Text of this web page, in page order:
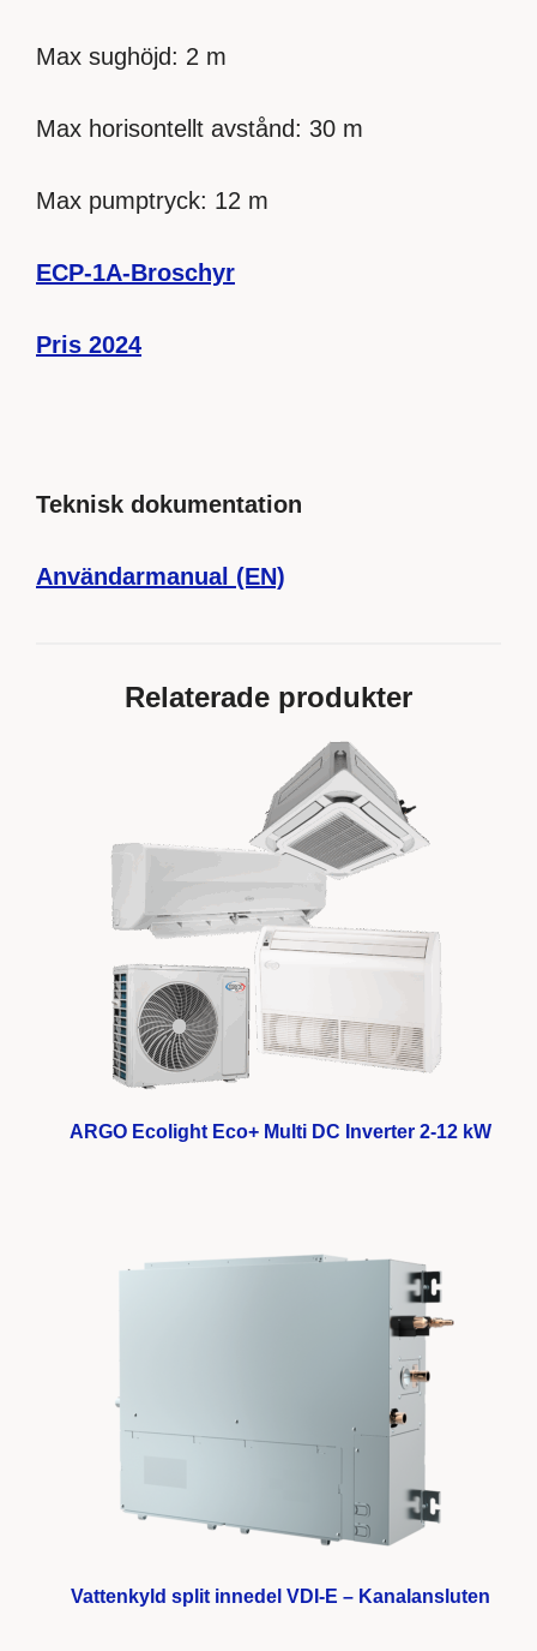
Max sughöjd: 2 m
Max horisontellt avstånd: 30 m
Max pumptryck: 12 m
ECP-1A-Broschyr
Pris 2024
Teknisk dokumentation
Användarmanual (EN)
Relaterade produkter
ARGO Ecolight Eco+ Multi DC Inverter 2-12 kW
Vattenkyld split innedel VDI-E – Kanalansluten